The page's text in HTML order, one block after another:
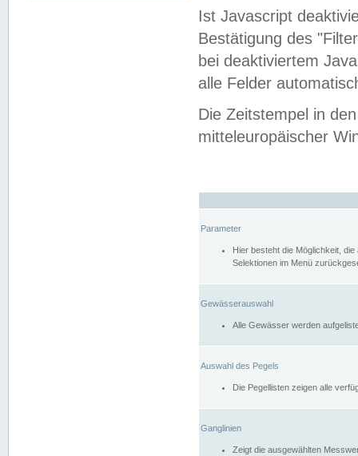
Ist Javascript
Bestätigung des
bei deaktiviertem
alle Felder
Die Zeitstempel in
mitteleuropäischer
Parameter
Hier besteht die Möglichkeit,
Selektionen im Menü
Gewässerauswahl
Alle Gewässer werden
Auswahl des Pegels
Die Pegellisten zeigen alle
Ganglinien
Zeigt die ausgewählten